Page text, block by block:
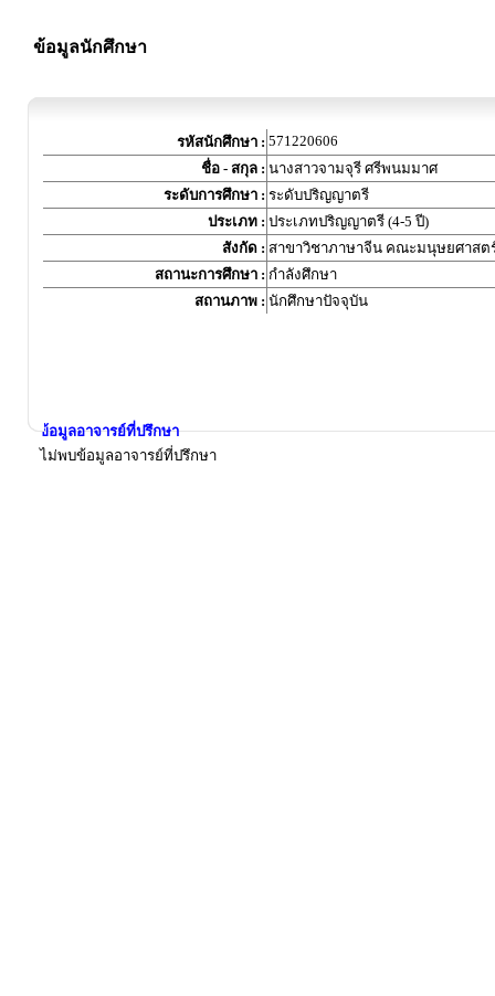
ข้อมูลนักศึกษา
รหัสนักศึกษา : 571220606
ชื่อ - สกุล : นางสาวจามจุรี ศรีพนมมาศ
ระดับการศึกษา : ระดับปริญญาตรี
ประเภท : ประเภทปริญญาตรี (4-5 ปี)
สังกัด : สาขาวิชาภาษาจีน คณะมนุษยศาสต
สถานะการศึกษา : กำลังศึกษา
สถานภาพ : นักศึกษาปัจจุบัน
ข้อมูลอาจารย์ที่ปรึกษา
ไม่พบข้อมูลอาจารย์ที่ปรึกษา